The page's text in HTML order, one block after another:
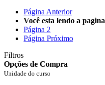
Página Anterior
Você esta lendo a pagina
Página 2
Página Próximo
Filtros
Opções de Compra
Unidade do curso